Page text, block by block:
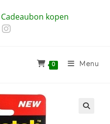
Cadeaubon kopen
0 Menu